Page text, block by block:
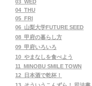
03_WED
04_THU
05_FRI
06_山梨大学FUTURE SEED
08_甲府の暮らし方
09_甲府いろいろ
10_やまなしを食べよう
11_MINOBU SMILE TOWN
12_日本酒で乾杯！